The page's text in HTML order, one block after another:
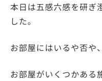
本日は五感六感を研ぎ
した。
お部屋にはいるや否や
お部屋がいくつかある